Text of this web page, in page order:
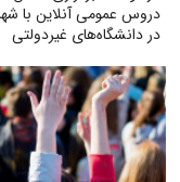
دروس عمومی آنلاین با
در دانشگاه‌های غیردولتی